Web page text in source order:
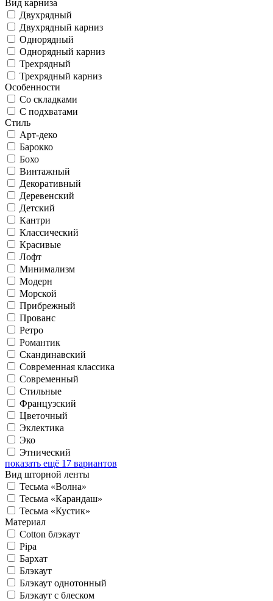
Вид карниза
Двухрядный
Двухрядный карниз
Однорядный
Однорядный карниз
Трехрядный
Трехрядный карниз
Особенности
Со складками
С подхватами
Стиль
Арт-деко
Барокко
Бохо
Винтажный
Декоративный
Деревенский
Детский
Кантри
Классический
Красивые
Лофт
Минимализм
Модерн
Морской
Прибрежный
Прованс
Ретро
Романтик
Скандинавский
Современная классика
Современный
Стильные
Французский
Цветочный
Эклектика
Эко
Этнический
показать ещё 17 вариантов
Вид шторной ленты
Тесьма «Волна»
Тесьма «Карандаш»
Тесьма «Кустик»
Материал
Cotton блэкаут
Pipa
Бархат
Блэкаут
Блэкаут однотонный
Блэкаут с блеском